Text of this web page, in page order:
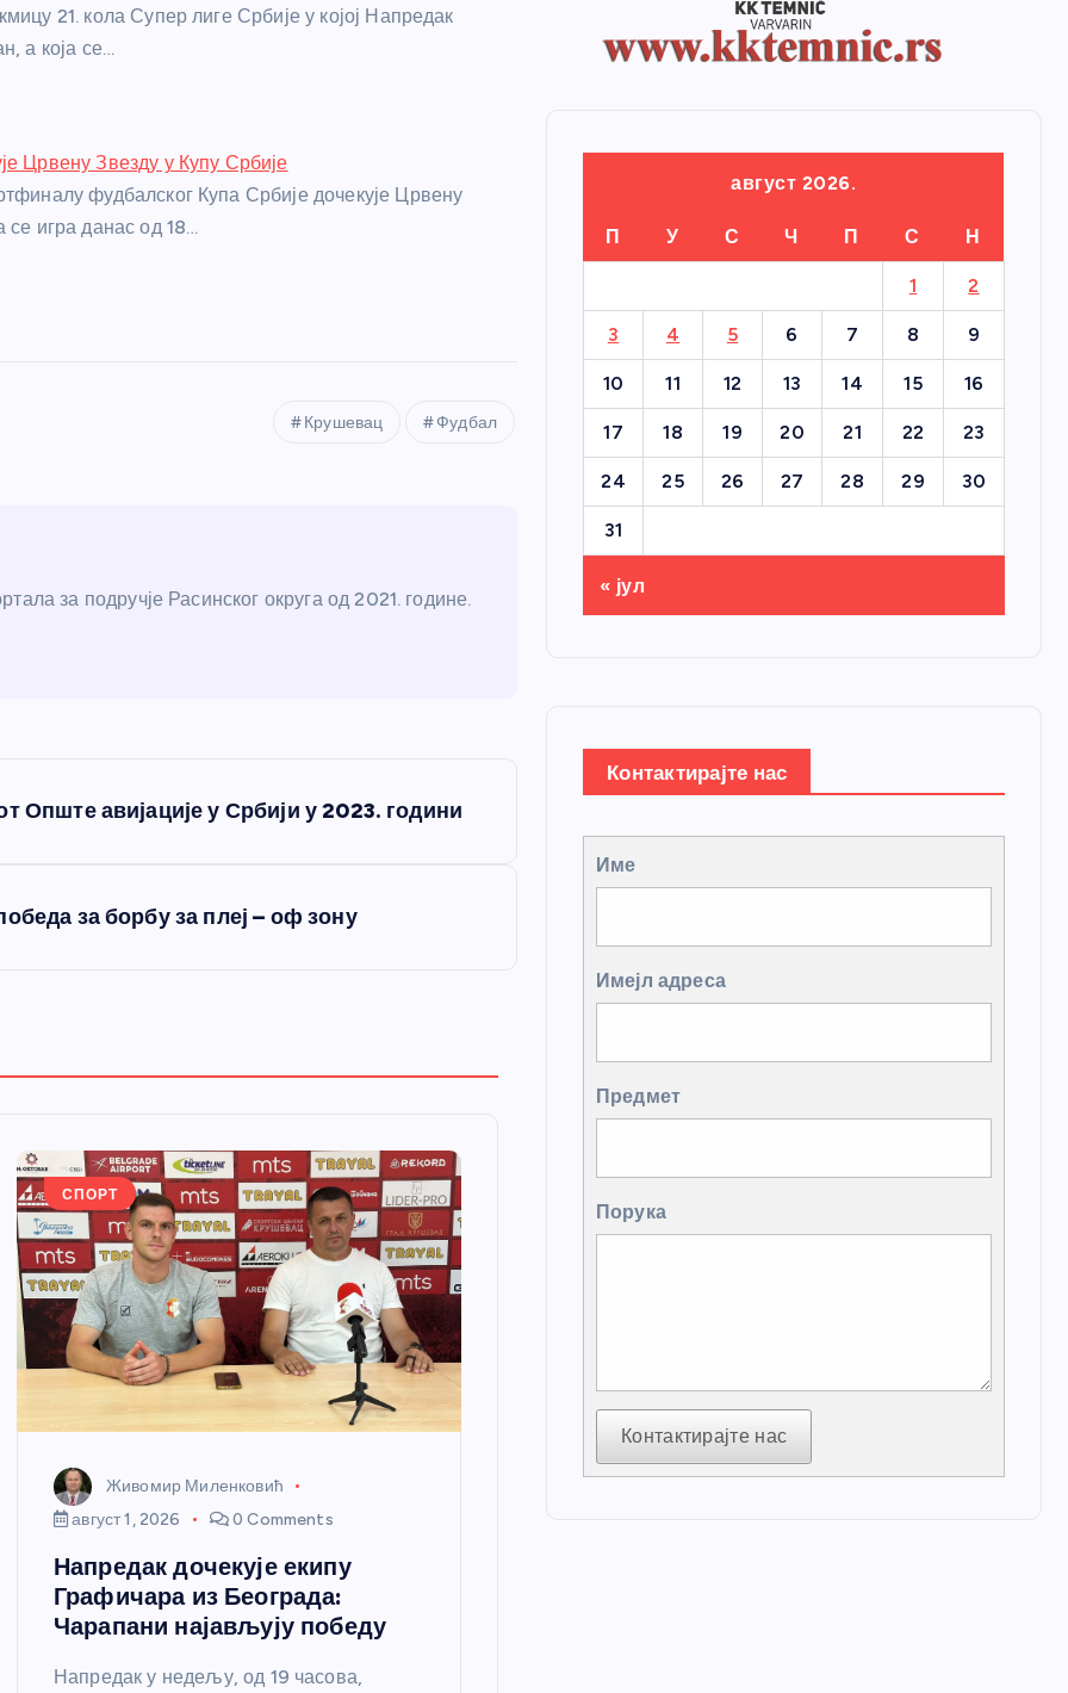
21. кола Супер лиге Србије у којој Напредак
а која се…
Црвену Звезду у Купу Србије
фудбалског Купа Србије дочекује Црвену
се игра данас од 18…
Крушевац Фудбал
за подручје Расинског округа од 2021. године.
Опште авијације у Србији у 2023. години
за борбу за плеј – оф зону
СПОРТ
Живомир Миленковић
август 1, 2026
0 Comments
Напредак дочекује екипу
Графичара из Београда:
Чарапани најављују победу
Напредак у недељу, од 19 часова,
август 2026.
П У С Ч П С Н
1 2
3 4 5 6 7 8 9
10 11 12 13 14 15 16
17 18 19 20 21 22 23
24 25 26 27 28 29 30
31
« јул
Контактирајте нас
Име
Имејл адреса
Предмет
Порука
Контактирајте нас